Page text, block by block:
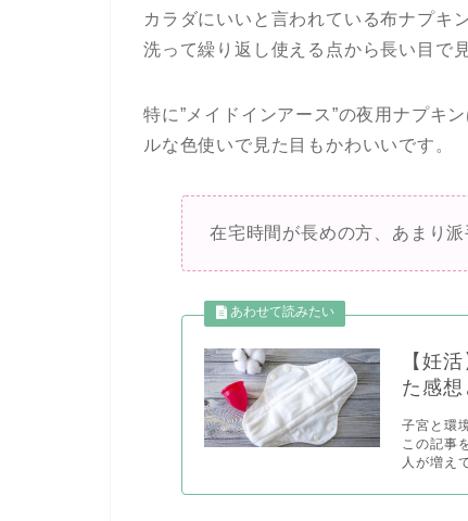
カラダにいいと言われている布ナプキン
洗って繰り返し使える点から長い目で
特に”メイドインアース”の夜用ナプキ
ルな色使いで見た目もかわいいです。
在宅時間が長めの方、あまり
【妊
た感
子宮と環
この記事
人が増え